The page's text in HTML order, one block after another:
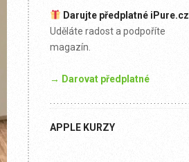
Darujte předplatné iPure.cz
Uděláte radost a podpoříte
magazín.
→ Darovat předplatné
APPLE KURZY